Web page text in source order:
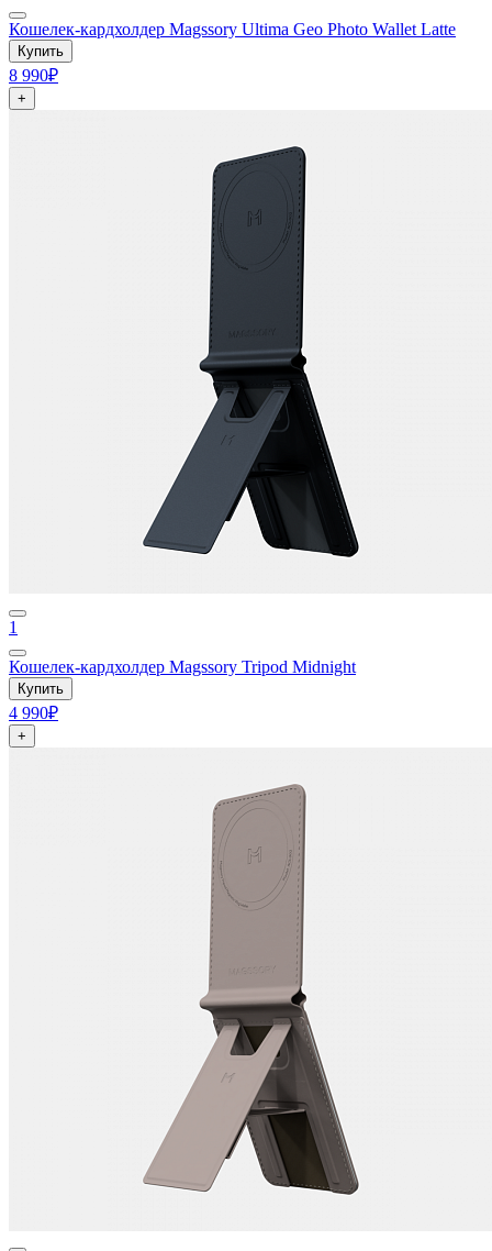
Кошелек-кардхолдер Magssory Ultima Geo Photo Wallet Latte
Купить
8 990₽
+
1
Кошелек-кардхолдер Magssory Tripod Midnight
Купить
4 990₽
+